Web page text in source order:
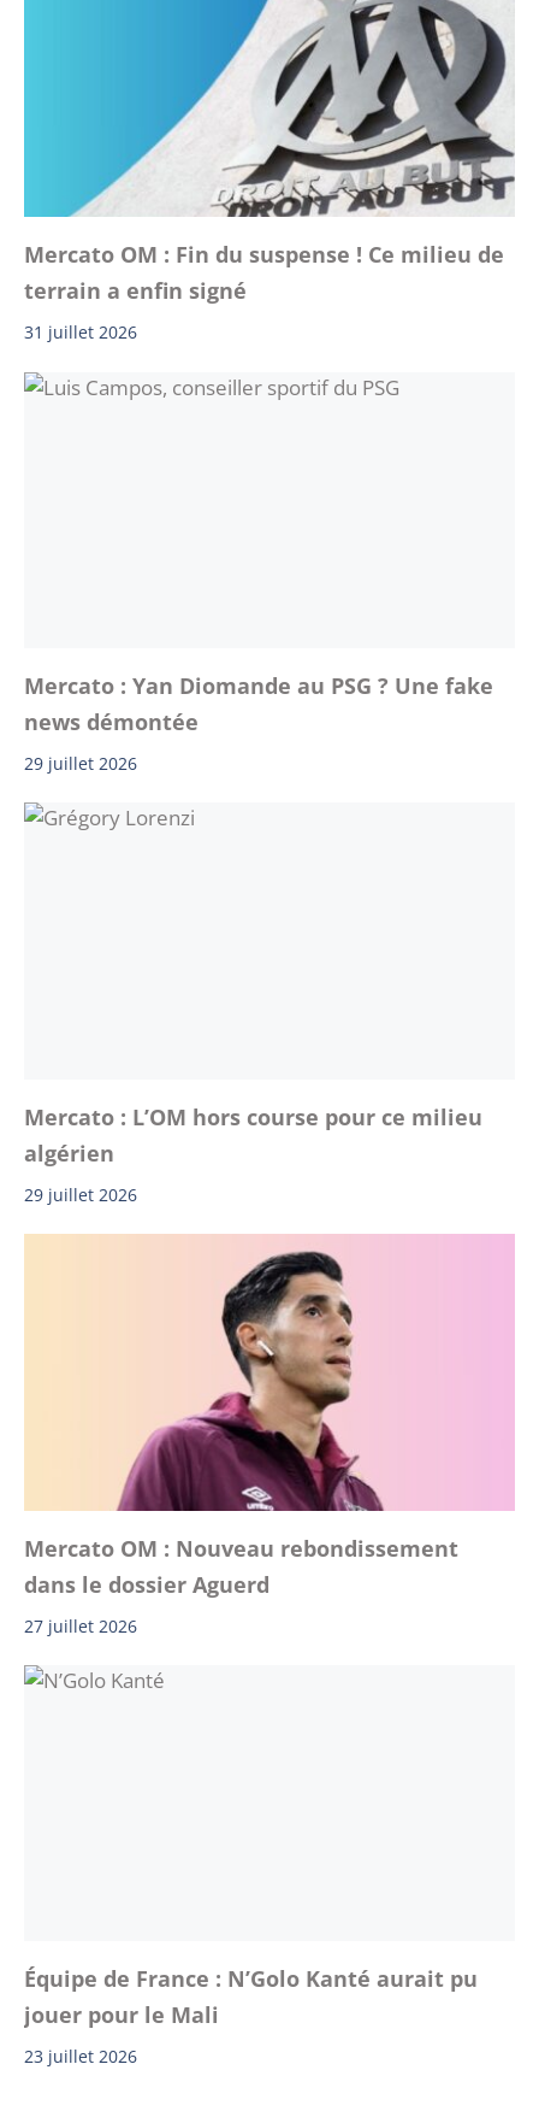
Mercato OM : Fin du suspense ! Ce milieu de
terrain a enfin signé
31 juillet 2026
Mercato : Yan Diomande au PSG ? Une fake
news démontée
29 juillet 2026
Mercato : L’OM hors course pour ce milieu
algérien
29 juillet 2026
Mercato OM : Nouveau rebondissement
dans le dossier Aguerd
27 juillet 2026
Équipe de France : N’Golo Kanté aurait pu
jouer pour le Mali
23 juillet 2026